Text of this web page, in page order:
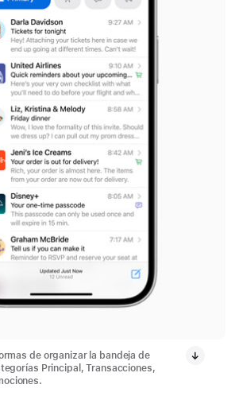
de organizar la bandeja de
Principal, Transacciones,